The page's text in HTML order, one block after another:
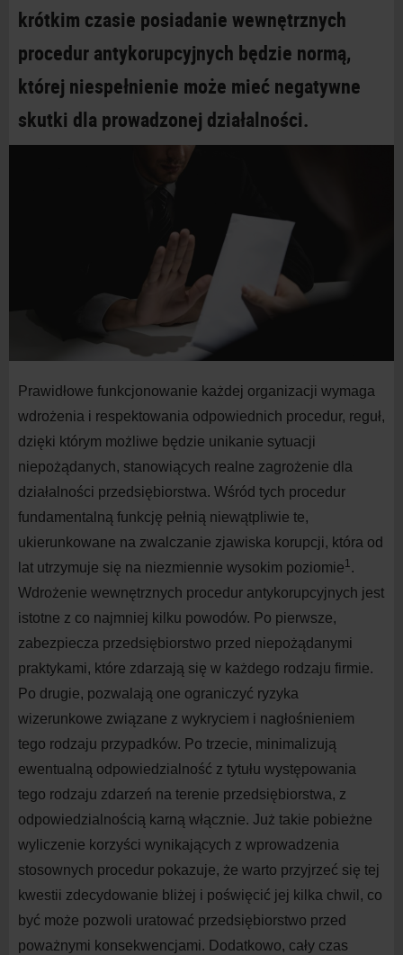
krótkim czasie posiadanie wewnętrznych
procedur antykorupcyjnych będzie normą,
której niespełnienie może mieć negatywne
skutki dla prowadzonej działalności.
Prawidłowe funkcjonowanie każdej organizacji wymaga
wdrożenia i respektowania odpowiednich procedur, reguł,
dzięki którym możliwe będzie unikanie sytuacji
niepożądanych, stanowiących realne zagrożenie dla
działalności przedsiębiorstwa. Wśród tych procedur
fundamentalną funkcję pełnią niewątpliwie te,
ukierunkowane na zwalczanie zjawiska korupcji, która od
lat utrzymuje się na niezmiennie wysokim poziomie1.
Wdrożenie wewnętrznych procedur antykorupcyjnych jest
istotne z co najmniej kilku powodów. Po pierwsze,
zabezpiecza przedsiębiorstwo przed niepożądanymi
praktykami, które zdarzają się w każdego rodzaju firmie.
Po drugie, pozwalają one ograniczyć ryzyka
wizerunkowe związane z wykryciem i nagłośnieniem
tego rodzaju przypadków. Po trzecie, minimalizują
ewentualną odpowiedzialność z tytułu występowania
tego rodzaju zdarzeń na terenie przedsiębiorstwa, z
odpowiedzialnością karną włącznie. Już takie pobieżne
wyliczenie korzyści wynikających z wprowadzenia
stosownych procedur pokazuje, że warto przyjrzeć się tej
kwestii zdecydowanie bliżej i poświęcić jej kilka chwil, co
być może pozwoli uratować przedsiębiorstwo przed
poważnymi konsekwencjami. Dodatkowo, cały czas